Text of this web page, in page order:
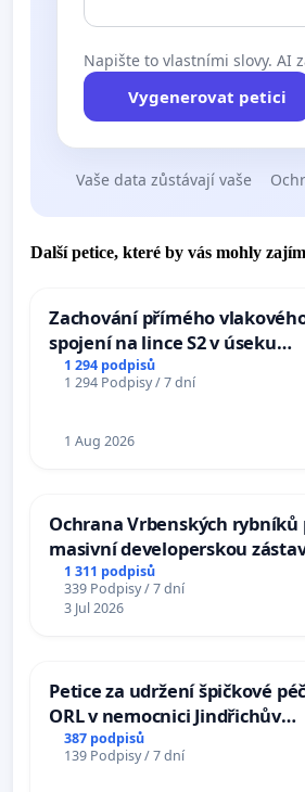
Napište to vlastními slovy. AI
Vygenerovat petici
Vaše data zůstávají vaše
Další petice, které by vás mohly
Zachování přímého
spojení na lince S2 v úseku
Ostrava – Bohumín – Karviná –
Mosty u Jablunkova
1 294 podpisů
1 294 Podpisy / 7 dní
1 Aug 2026
Ochrana Vrbenských rybníků
masivní developerskou
1 311 podpisů
339 Podpisy / 7 dní
3 Jul 2026
Petice za udržení špičkové
ORL v nemocnici Jindřichův
Hradec
387 podpisů
139 Podpisy / 7 dní